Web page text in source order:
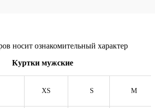
носит ознакомительный характер
Куртки мужские
XS S M